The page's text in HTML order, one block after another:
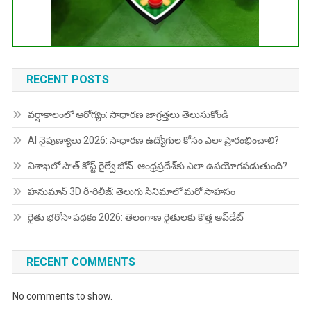
RECENT POSTS
వర్షాకాలంలో ఆరోగ్యం: సాధారణ జాగ్రత్తలు తెలుసుకోండి
AI నైపుణ్యాలు 2026: సాధారణ ఉద్యోగుల కోసం ఎలా ప్రారంభించాలి?
విశాఖలో సౌత్ కోస్ట్ రైల్వే జోన్: ఆంధ్రప్రదేశ్‌కు ఎలా ఉపయోగపడుతుంది?
హనుమాన్ 3D రీ-రిలీజ్: తెలుగు సినిమాలో మరో సాహసం
రైతు భరోసా పథకం 2026: తెలంగాణ రైతులకు కొత్త అప్‌డేట్
RECENT COMMENTS
No comments to show.